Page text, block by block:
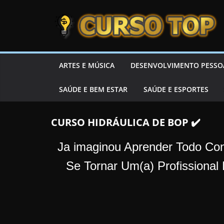
CURSOTOP
l
ARTES E MÚSICA DESENVOLVIMENTO
SAÚDE E BEM ESTAR SAÚDE E ESPORTES
CURSO HIDRÁULICA DE BOP ✔️
Ja imaginou Aprender Todo
Se Tornar Um(a)